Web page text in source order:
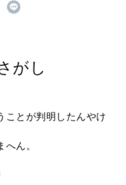
てくれた 本当の歩き方。」
まれる 新しい一流店へ。」
出会いに。韓国」
MOOK
がし
ことが判明したんやけ
ん。